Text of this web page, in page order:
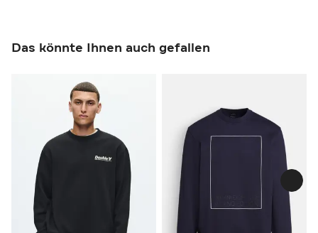
Das könnte Ihnen auch gefallen